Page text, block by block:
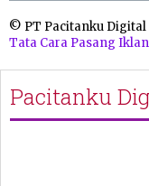
© PT Pacitanku Digital
Tata Cara Pasang Iklan
Pacitanku